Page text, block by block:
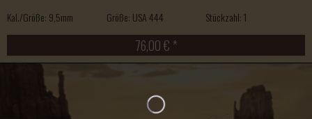
Kal./Größe: 9,5mm Größe: USA 444 Stückzahl: 1
76,00 € *